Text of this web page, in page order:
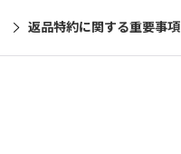
返品特約に関する重要事項